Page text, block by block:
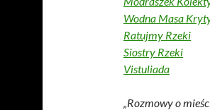
Wodna Masa
Ratujmy Rzeki
Siostry Rzeki
Vistuliada
„Rozmowy o